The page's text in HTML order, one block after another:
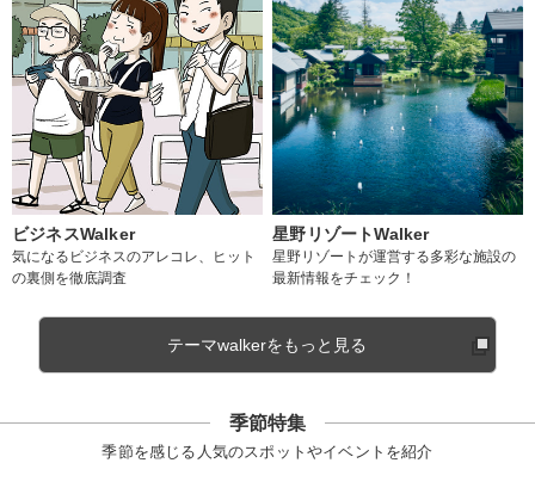
ビジネスWalker
気になるビジネスのアレコレ、ヒット
の裏側を徹底調査
星野リゾートWalker
星野リゾートが運営する多彩な施設の
最新情報をチェック！
テーマwalkerをもっと見る
季節特集
季節を感じる人気のスポットやイベントを紹介